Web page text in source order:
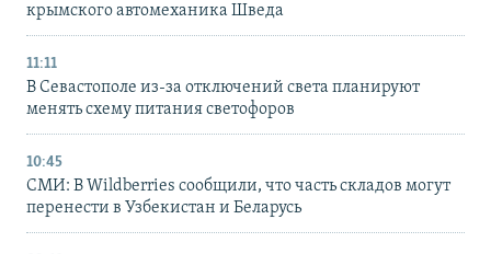
крымского автомеханика Шведа
11:11
В Севастополе из-за отключений света планируют
менять схему питания светофоров
10:45
СМИ: В Wildberries сообщили, что часть складов могут
перенести в Узбекистан и Беларусь